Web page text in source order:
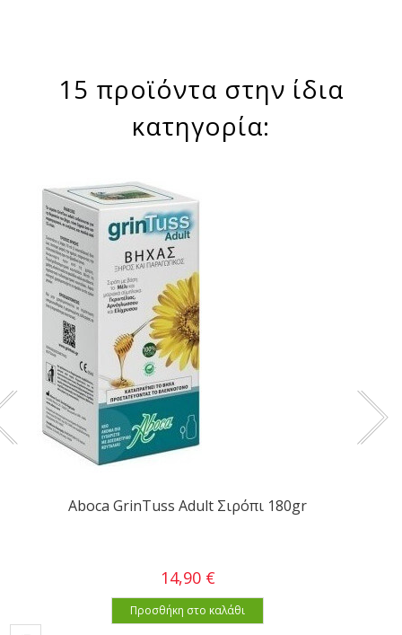
15 προϊόντα στην ίδια
κατηγορία:
Aboca GrinTuss Adult Σιρόπι 180gr
14,90 €
Προσθήκη στο καλάθι